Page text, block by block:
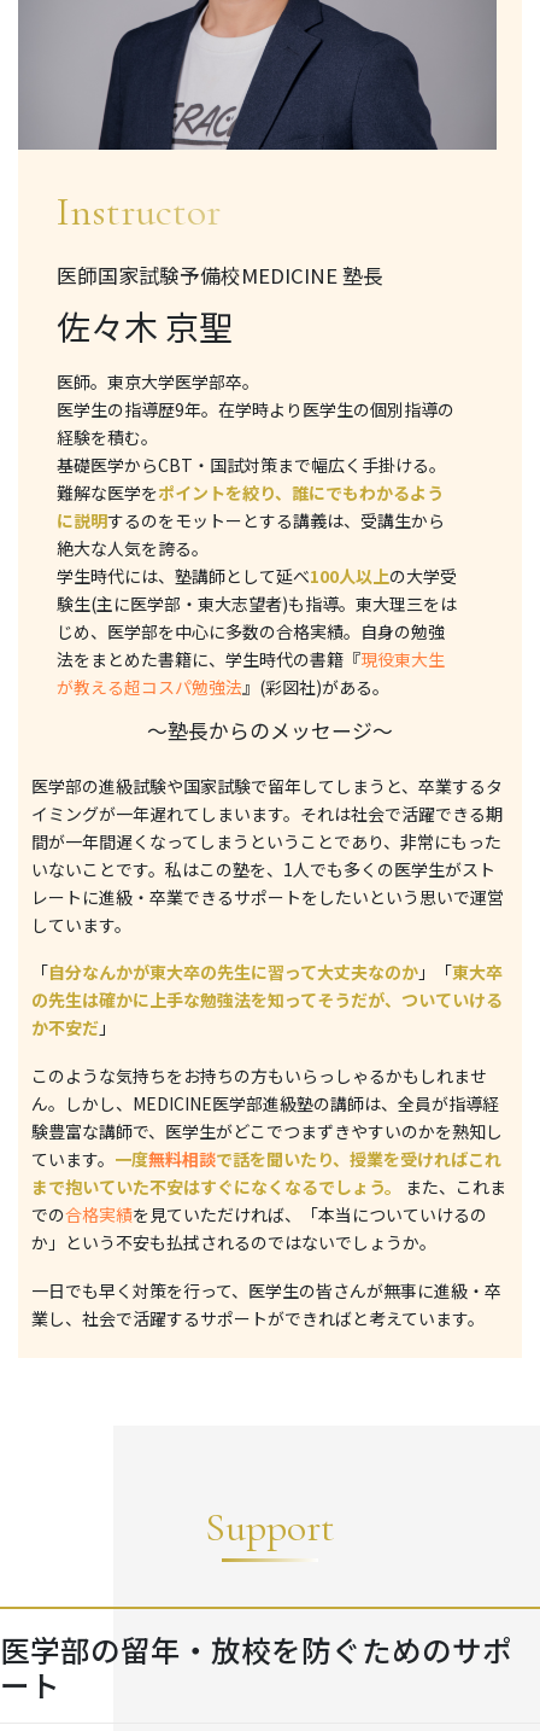
Instructor
医師国家試験予備校MEDICINE 塾長
佐々木 京聖
医師。東京大学医学部卒。
医学生の指導歴9年。在学時より医学生の個別指導の
経験を積む。
基礎医学からCBT・国試対策まで幅広く手掛ける。
難解な医学をポイントを絞り、誰にでもわかるよう
に説明するのをモットーとする講義は、受講生から
絶大な人気を誇る。
学生時代には、塾講師として延べ100人以上の大学受
験生(主に医学部・東大志望者)も指導。東大理三をは
じめ、医学部を中心に多数の合格実績。自身の勉強
法をまとめた書籍に、学生時代の書籍『現役東大生
が教える超コスパ勉強法 』(彩図社)がある。
〜塾長からのメッセージ〜
医学部の進級試験や国家試験で留年してしまうと、卒業するタ
イミングが一年遅れてしまいます。それは社会で活躍できる期
間が一年間遅くなってしまうということであり、非常にもった
いないことです。私はこの塾を、1人でも多くの医学生がスト
レートに進級・卒業できるサポートをしたいという思いで運営
しています。
「自分なんかが東大卒の先生に習って大丈夫なのか」「東大卒
の先生は確かに上手な勉強法を知ってそうだが、ついていける
か不安だ」
このような気持ちをお持ちの方もいらっしゃるかもしれませ
ん。しかし、MEDICINE医学部進級塾の講師は、全員が指導経
験豊富な講師で、医学生がどこでつまずきやすいのかを熟知し
ています。 一度無料相談で話を聞いたり、授業を受ければこれ
まで抱いていた不安はすぐになくなるでしょう。
また、これま
での合格実績を見ていただければ、「本当についていけるの
か」という不安も払拭されるのではないでしょうか。
一日でも早く対策を行って、医学生の皆さんが無事に進級・卒
業し、社会で活躍するサポートができればと考えています。
Support
医学部の留年・放校を防ぐためのサポ
ート